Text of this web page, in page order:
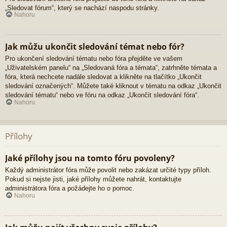
„Sledovat fórum“, který se nachází naspodu stránky.
Nahoru
Jak můžu ukončit sledování témat nebo fór?
Pro ukončení sledování tématu nebo fóra přejděte ve vašem
„Uživatelském panelu“ na „Sledovaná fóra a témata“, zatrhněte témata a
fóra, která nechcete nadále sledovat a klikněte na tlačítko „Ukončit
sledování označených“. Můžete také kliknout v tématu na odkaz „Ukončit
sledování tématu“ nebo ve fóru na odkaz „Ukončit sledování fóra“.
Nahoru
Přílohy
Jaké přílohy jsou na tomto fóru povoleny?
Každý administrátor fóra může povolit nebo zakázat určité typy příloh.
Pokud si nejste jisti, jaké přílohy můžete nahrát, kontaktujte
administrátora fóra a požádejte ho o pomoc.
Nahoru